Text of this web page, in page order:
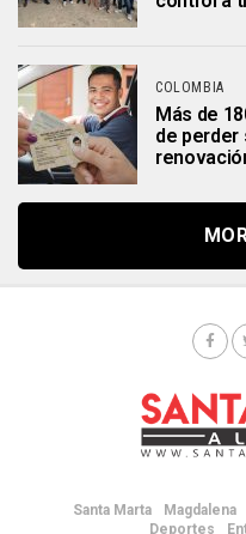
COLOMBIA
Más de
de perder
Santa Marta Magdalena
Deportes